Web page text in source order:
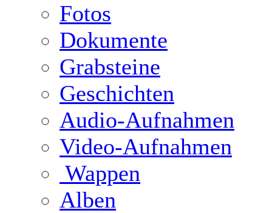
Fotos
Dokumente
Grabsteine
Geschichten
Audio-Aufnahmen
Video-Aufnahmen
Wappen
Alben